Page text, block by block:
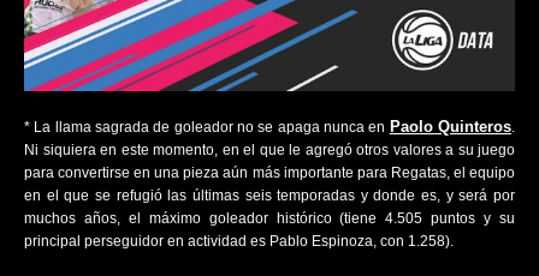
* La llama sagrada de goleador no se apaga nunca en Paolo Quinteros.
Ni siquiera en este momento, en el que le agregó otros valores a su juego
para convertirse en una pieza aún más importante para Regatas, el equipo
en el que se refugió las últimas seis temporadas y donde es, y será por
muchos años, el máximo goleador histórico (tiene 4.505 puntos y su
principal perseguidor en actividad es Pablo Espinoza, con 1.258).